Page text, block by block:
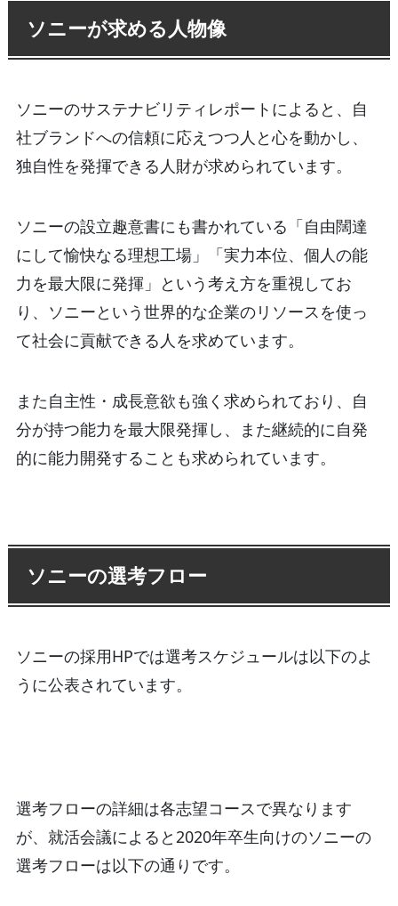
ソニーが求める人物像
ソニーのサステナビリティレポートによると、自
社ブランドへの信頼に応えつつ人と心を動かし、
独自性を発揮できる人財が求められています。
ソニーの設立趣意書にも書かれている「自由闊達
にして愉快なる理想工場」「実力本位、個人の能
力を最大限に発揮」という考え方を重視してお
り、ソニーという世界的な企業のリソースを使っ
て社会に貢献できる人を求めています。
また自主性・成長意欲も強く求められており、自
分が持つ能力を最大限発揮し、また継続的に自発
的に能力開発することも求められています。
ソニーの選考フロー
ソニーの採用HPでは選考スケジュールは以下のよ
うに公表されています。
選考フローの詳細は各志望コースで異なります
が、就活会議によると2020年卒生向けのソニーの
選考フローは以下の通りです。